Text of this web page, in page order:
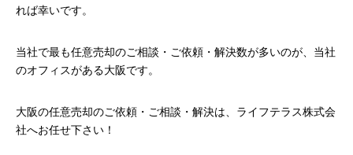
れば幸いです。
当社で最も任意売却のご相談・ご依頼・解決数が多いのが、当社
のオフィスがある大阪です。
大阪の任意売却のご依頼・ご相談・解決は、ライフテラス株式会
社へお任せ下さい！